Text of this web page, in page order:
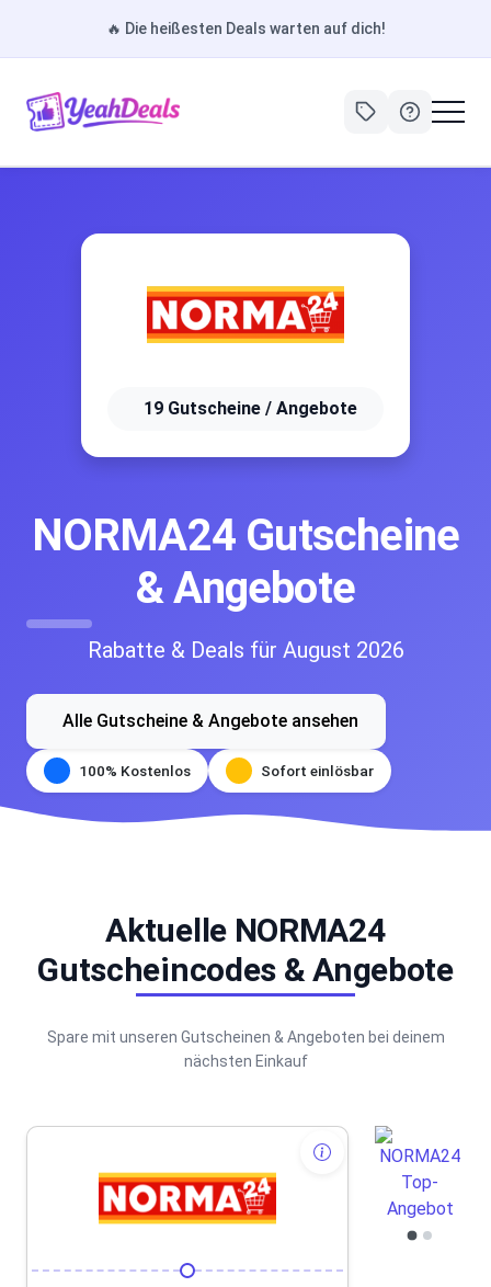
🔥 Die heißesten Deals warten auf dich!
19 Gutscheine / Angebote
NORMA24 Gutscheine
& Angebote
Rabatte & Deals für August 2026
Alle Gutscheine & Angebote ansehen
100% Kostenlos Sofort einlösbar
Aktuelle NORMA24
Gutscheincodes & Angebote
Spare mit unseren Gutscheinen & Angeboten bei deinem
nächsten Einkauf